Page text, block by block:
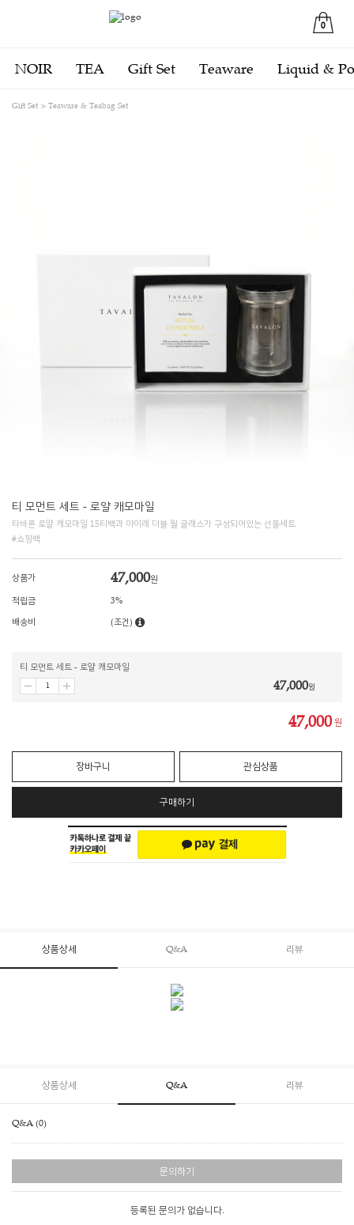
0
NOIR TEA Gift Set Teaware Liquid &
Gift Set Teaware & Teabag Set
티 모먼트 세트 - 로얄 캐모마일
타바론 로얄 캐모마일 15티백과 아이레 더블 월 글래스가 구성되어있는 선물세트
#쇼핑백
상품가 47,000원
적립금 3%
배송비 (조건)
티 모먼트 세트 - 로얄 캐모마일
47,000원
47,000 원
장바구니 관심상품
구매하기
상품상세 Q&A 리뷰
상품상세 Q&A 리뷰
Q&A (0)
문의하기
등록된 문의가 없습니다.